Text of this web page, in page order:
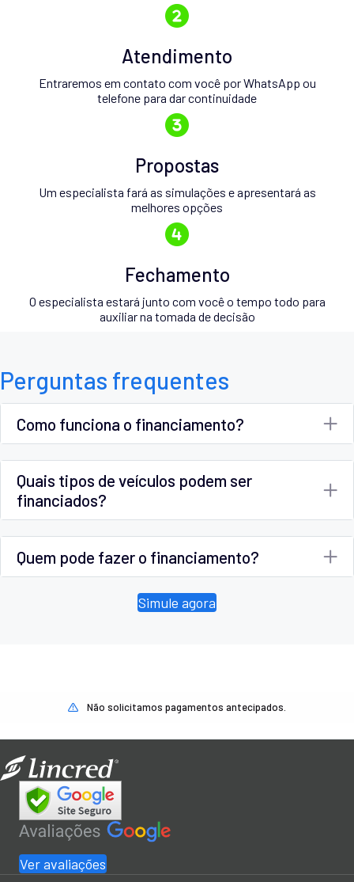
Atendimento
Entraremos em contato com você por WhatsApp ou
telefone para dar continuidade
Propostas
Um especialista fará as simulações e apresentará as
melhores opções
Fechamento
O especialista estará junto com você o tempo todo para
auxiliar na tomada de decisão
Perguntas frequentes
Como funciona o financiamento?
Quais tipos de veículos podem ser
financiados?
Quem pode fazer o financiamento?
Simule agora
Não solicitamos pagamentos antecipados.
Ver avaliações